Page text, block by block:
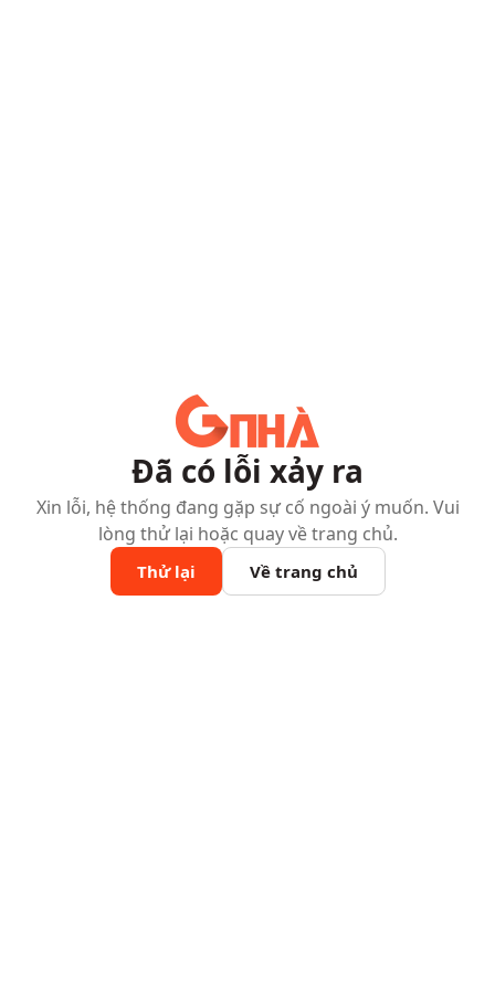
Đã có lỗi xảy ra
Xin lỗi, hệ thống đang gặp sự cố ngoài ý muốn. Vui
lòng thử lại hoặc quay về trang chủ.
Thử lại Về trang chủ